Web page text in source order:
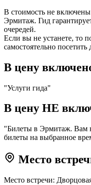
В стоимость не
Эрмитаж. Гид
очередей.
Если вы не устанете, то
самостоятельно
В цену
"Услуги гида"
В цену НЕ
"Билеты в Эрмитаж. Вам
билеты на выбранное
Место
Место встречи: